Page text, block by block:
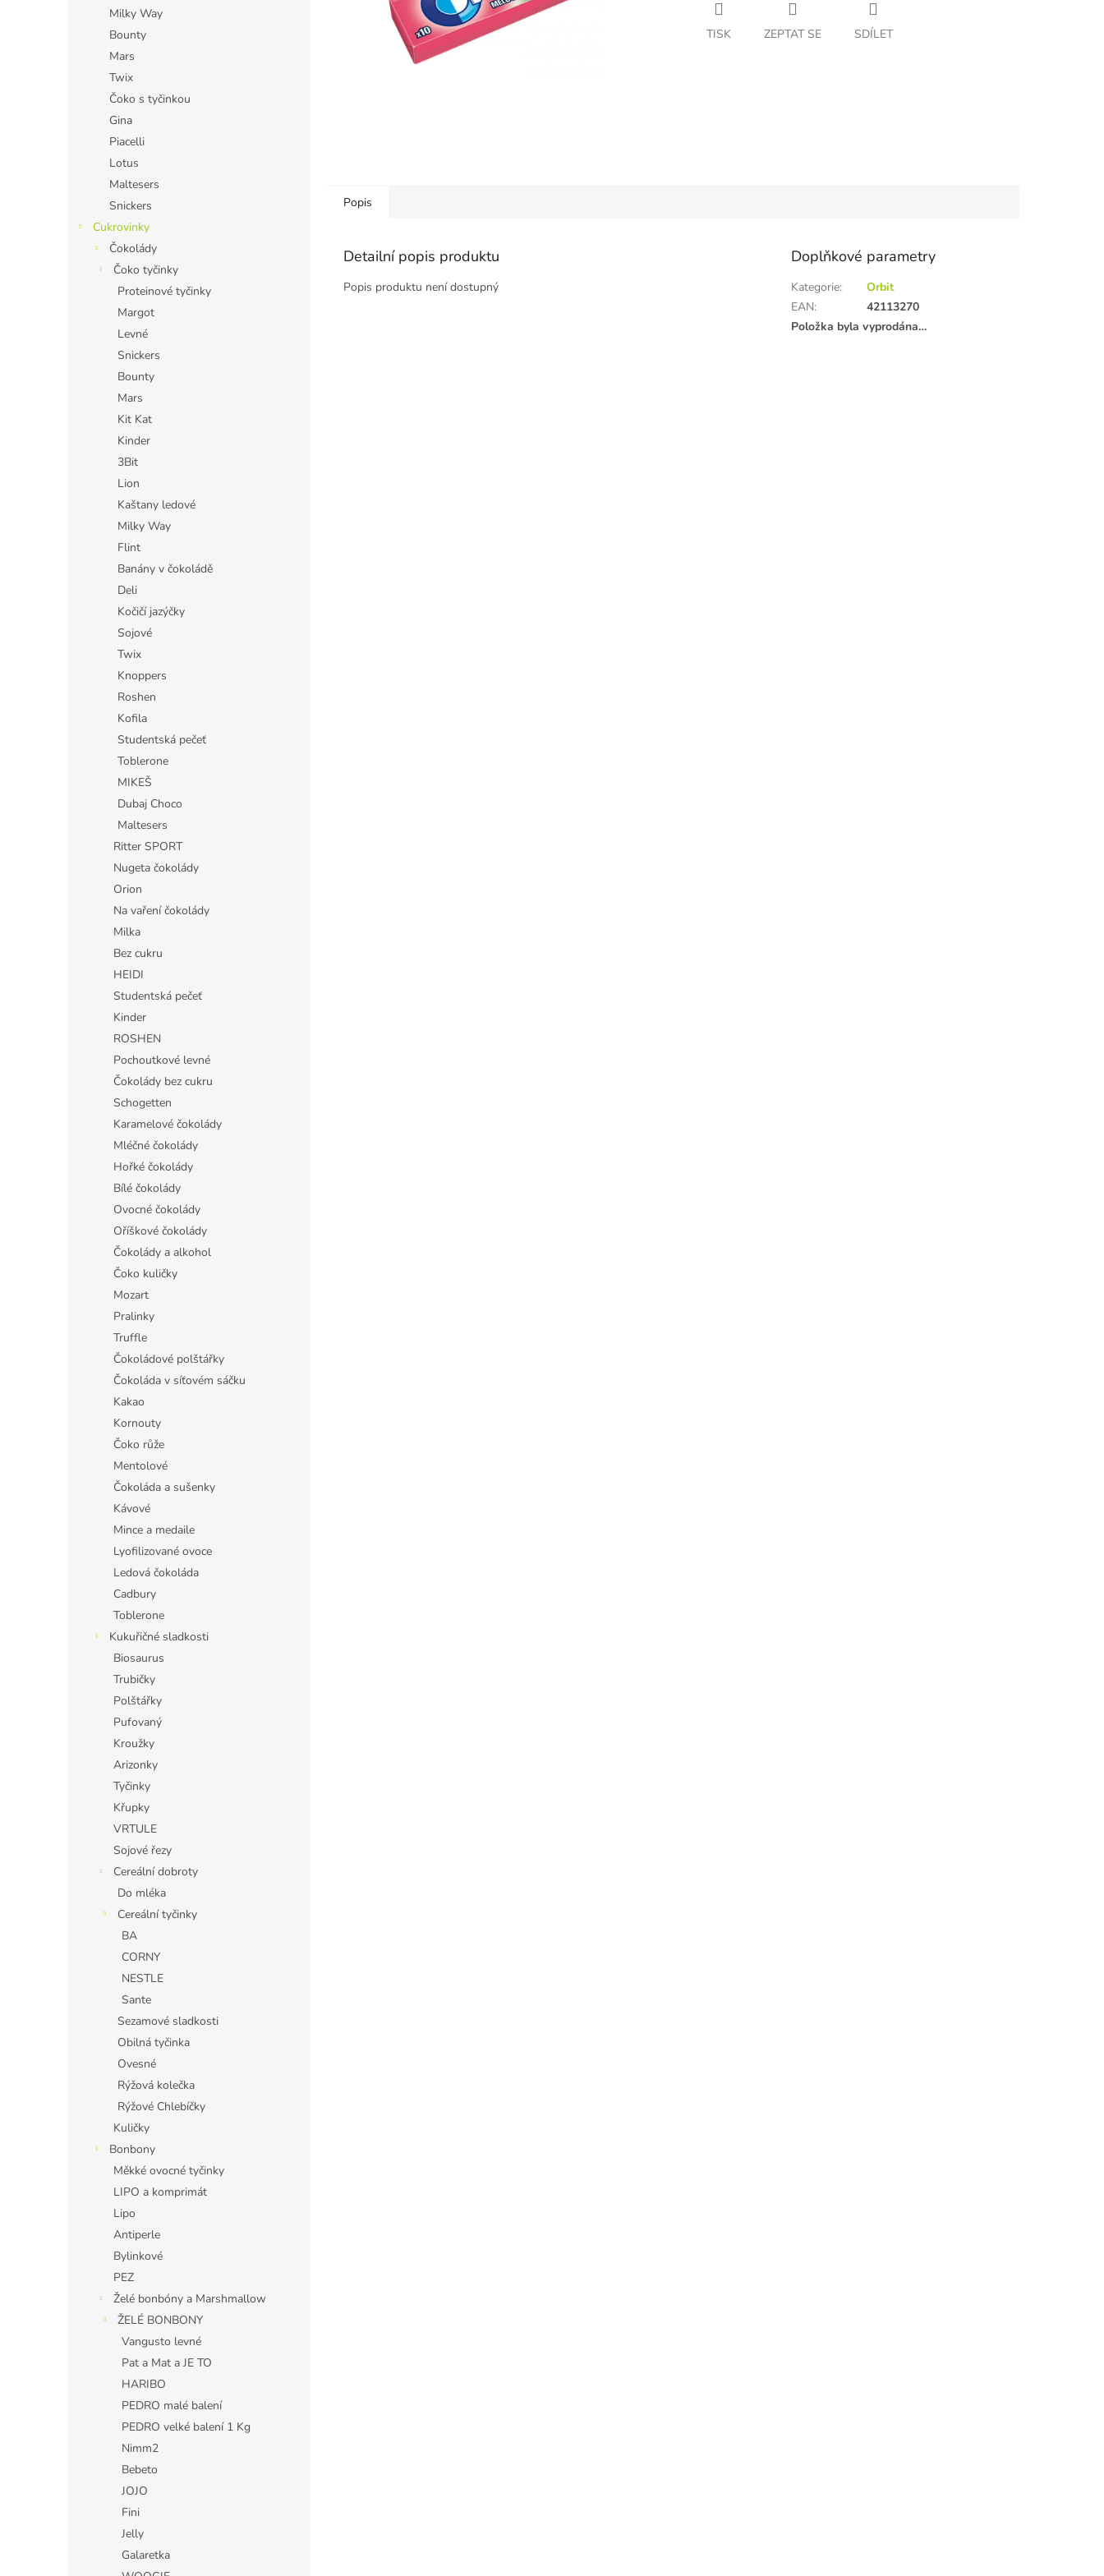
Milky Way
Bounty
Mars
Twix
Čoko s tyčinkou
Gina
Piacelli
Lotus
Maltesers
Snickers
Cukrovinky
Čokolády
Čoko tyčinky
Proteinové tyčinky
Margot
Levné
Snickers
Bounty
Mars
Kit Kat
Kinder
3Bit
Lion
Kaštany ledové
Milky Way
Flint
Banány v čokoládě
Deli
Kočičí jazýčky
Sojové
Twix
Knoppers
Roshen
Kofila
Studentská pečeť
Toblerone
MIKEŠ
Dubaj Choco
Maltesers
Ritter SPORT
Nugeta čokolády
Orion
Na vaření čokolády
Milka
Bez cukru
HEIDI
Studentská pečeť
Kinder
ROSHEN
Pochoutkové levné
Čokolády bez cukru
Schogetten
Karamelové čokolády
Mléčné čokolády
Hořké čokolády
Bílé čokolády
Ovocné čokolády
Oříškové čokolády
Čokolády a alkohol
Čoko kuličky
Mozart
Pralinky
Truffle
Čokoládové polštářky
Čokoláda v síťovém sáčku
Kakao
Kornouty
Čoko růže
Mentolové
Čokoláda a sušenky
Kávové
Mince a medaile
Lyofilizované ovoce
Ledová čokoláda
Cadbury
Toblerone
Kukuřičné sladkosti
Biosaurus
Trubičky
Polštářky
Pufovaný
Kroužky
Arizonky
Tyčinky
Křupky
VRTULE
Sojové řezy
Cereální dobroty
Do mléka
Cereální tyčinky
BA
CORNY
NESTLE
Sante
Sezamové sladkosti
Obilná tyčinka
Ovesné
Rýžová kolečka
Rýžové Chlebíčky
Kuličky
Bonbony
Měkké ovocné tyčinky
LIPO a komprimát
Lipo
Antiperle
Bylinkové
PEZ
Želé bonbóny a Marshmallow
ŽELÉ BONBONY
Vangusto levné
Pat a Mat a JE TO
HARIBO
PEDRO malé balení
PEDRO velké balení 1 Kg
Nimm2
Bebeto
JOJO
Fini
Jelly
Galaretka
TISK ZEPTAT SE SDÍLET
Popis
Detailní popis produktu
Popis produktu není dostupný
Doplňkové parametry
Kategorie:
Orbit
EAN:
42113270
Položka byla vyprodána…